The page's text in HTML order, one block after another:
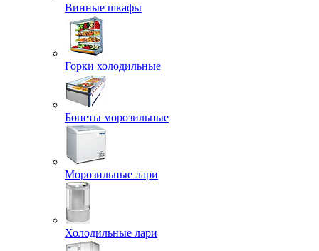
Винные шкафы
Горки холодильные
Бонеты морозильные
Морозильные лари
Холодильные лари